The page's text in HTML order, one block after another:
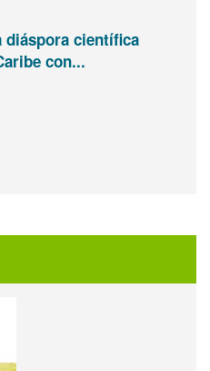
diáspora científica
con...